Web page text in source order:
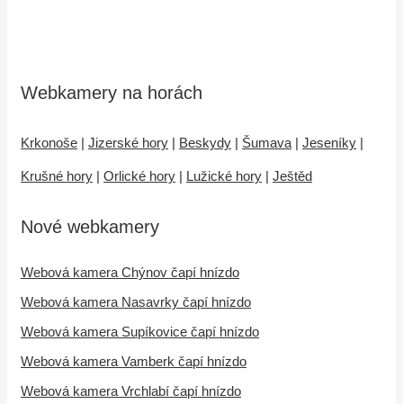
Webkamery na horách
Krkonoše | Jizerské hory | Beskydy | Šumava | Jeseníky |
Krušné hory | Orlické hory | Lužické hory | Ještěd
Nové webkamery
Webová kamera Chýnov čapí hnízdo
Webová kamera Nasavrky čapí hnízdo
Webová kamera Supíkovice čapí hnízdo
Webová kamera Vamberk čapí hnízdo
Webová kamera Vrchlabí čapí hnízdo